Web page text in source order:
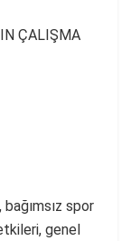
ÇALIŞMA
spor
genel